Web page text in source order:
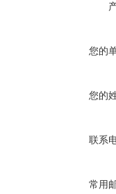
您的
您的
联系
常用